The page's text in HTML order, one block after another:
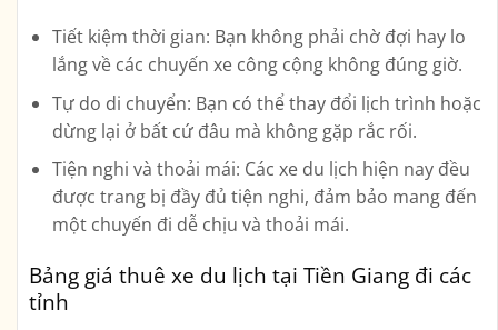
Tiết kiệm thời gian: Bạn không phải chờ đợi hay lo
lắng về các chuyến xe công cộng không đúng giờ.
Tự do di chuyển: Bạn có thể thay đổi lịch trình hoặc
dừng lại ở bất cứ đâu mà không gặp rắc rối.
Tiện nghi và thoải mái: Các xe du lịch hiện nay đều
được trang bị đầy đủ tiện nghi, đảm bảo mang đến
một chuyến đi dễ chịu và thoải mái.
Bảng giá thuê xe du lịch tại Tiền Giang đi các
tỉnh